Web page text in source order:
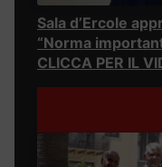
Sala d’Ercole
“Norma
CLICCA PER IL